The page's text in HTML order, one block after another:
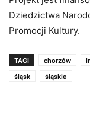
Dziedzictwa
Promocji Kultury.
TAGI chorzów
śląsk
śląskie